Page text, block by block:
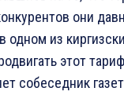
они
одном из
этот
собеседник